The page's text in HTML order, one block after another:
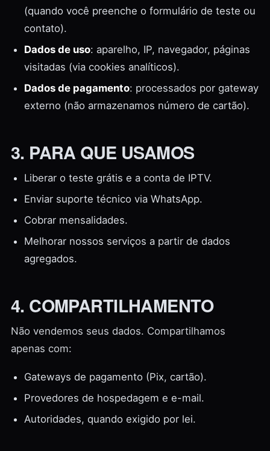
(quando você preenche o formulário de teste ou
contato).
Dados de uso: aparelho, IP, navegador, páginas
visitadas (via cookies analíticos).
Dados de pagamento: processados por gateway
externo (não armazenamos número de cartão).
3. PARA QUE USAMOS
Liberar o teste grátis e a conta de IPTV.
Enviar suporte técnico via WhatsApp.
Cobrar mensalidades.
Melhorar nossos serviços a partir de dados
agregados.
4. COMPARTILHAMENTO
Não vendemos seus dados. Compartilhamos
apenas com:
Gateways de pagamento (Pix, cartão).
Provedores de hospedagem e e-mail.
Autoridades, quando exigido por lei.